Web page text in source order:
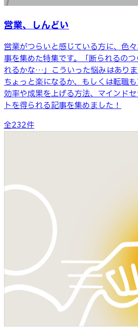
営業、しんどい
営業がつらいと感じている方に、色
事を集めた特集です。「断られるの
れるかな…」こういった悩みはあり
ちょっと楽になるか、もしくは転職
効率や成果を上げる方法、マインド
トを得られる記事を集めました！
全232件